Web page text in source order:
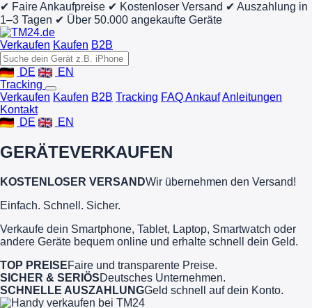
✔ Faire Ankaufpreise ✔ Kostenloser Versand ✔ Auszahlung in
1–3 Tagen ✔ Über 50.000 angekaufte Geräte
Verkaufen Kaufen B2B
DE
EN
Tracking
Verkaufen Kaufen B2B Tracking FAQ AnkaufAnleitungen
Kontakt
DE
EN
GERÄTEVERKAUFEN
KOSTENLOSER VERSANDWir übernehmen den Versand!
Einfach. Schnell. Sicher.
Verkaufe dein Smartphone, Tablet, Laptop, Smartwatch oder
andere Geräte bequem online und erhalte schnell dein Geld.
TOP PREISEFaire und transparente Preise.
SICHER & SERIÖSDeutsches Unternehmen.
SCHNELLE AUSZAHLUNGGeld schnell auf dein Konto.